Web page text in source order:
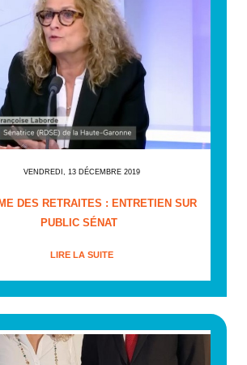
VENDREDI, 13 DÉCEMBRE 2019
DES RETRAITES : ENTRETIEN SUR
PUBLIC SÉNAT
LIRE LA SUITE